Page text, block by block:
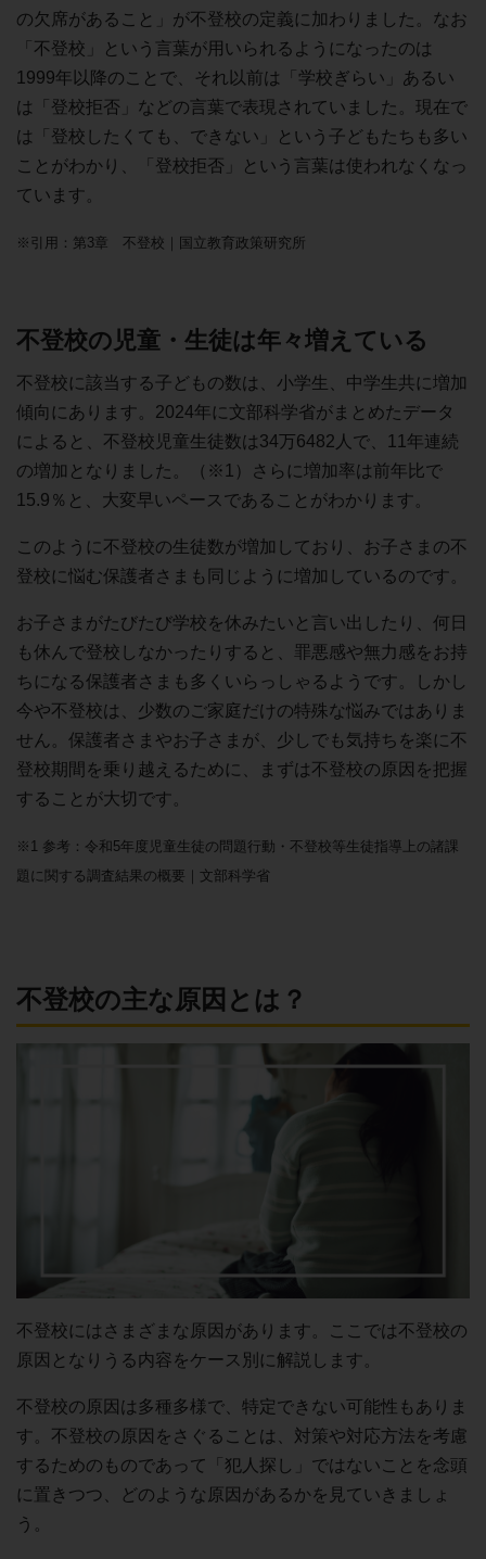
の欠席があること」が不登校の定義に加わりました。なお
「不登校」という言葉が用いられるようになったのは
1999年以降のことで、それ以前は「学校ぎらい」あるい
は「登校拒否」などの言葉で表現されていました。現在で
は「登校したくても、できない」という子どもたちも多い
ことがわかり、「登校拒否」という言葉は使われなくなっ
ています。
※引用：第3章 不登校｜国立教育政策研究所
不登校の児童・生徒は年々増えている
不登校に該当する子どもの数は、小学生、中学生共に増加
傾向にあります。2024年に文部科学省がまとめたデータ
によると、不登校児童生徒数は34万6482人で、11年連続
の増加となりました。（※1）さらに増加率は前年比で
15.9％と、大変早いペースであることがわかります。
このように不登校の生徒数が増加しており、お子さまの不
登校に悩む保護者さまも同じように増加しているのです。
お子さまがたびたび学校を休みたいと言い出したり、何日
も休んで登校しなかったりすると、罪悪感や無力感をお持
ちになる保護者さまも多くいらっしゃるようです。しかし
今や不登校は、少数のご家庭だけの特殊な悩みではありま
せん。保護者さまやお子さまが、少しでも気持ちを楽に不
登校期間を乗り越えるために、まずは不登校の原因を把握
することが大切です。
※1 参考：令和5年度児童生徒の問題行動・不登校等生徒指導上の諸課
題に関する調査結果の概要｜文部科学省
不登校の主な原因とは？
不登校にはさまざまな原因があります。ここでは不登校の
原因となりうる内容をケース別に解説します。
不登校の原因は多種多様で、特定できない可能性もありま
す。不登校の原因をさぐることは、対策や対応方法を考慮
するためのものであって「犯人探し」ではないことを念頭
に置きつつ、どのような原因があるかを見ていきましょ
う。